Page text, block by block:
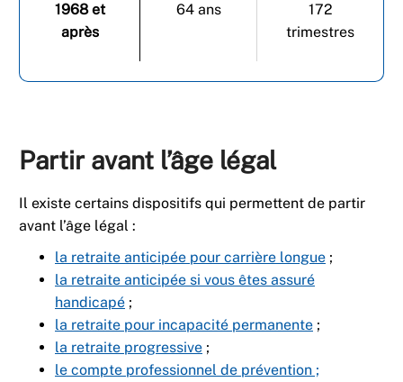
1968 et
après
64 ans
172
trimestres
Partir avant l’âge légal
Il existe certains dispositifs qui permettent de partir
avant l’âge légal :
la retraite anticipée pour carrière longue ;
la retraite anticipée si vous êtes assuré
handicapé ;
la retraite pour incapacité permanente ;
la retraite progressive ;
le compte professionnel de prévention ;